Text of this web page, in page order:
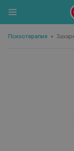
Психотерапия •